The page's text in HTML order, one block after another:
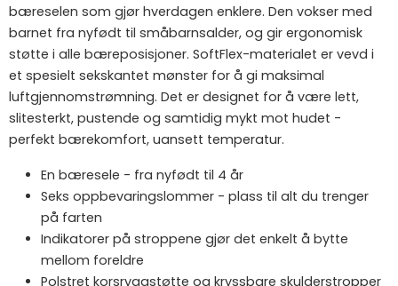
bæreselen som gjør hverdagen enklere. Den vokser med
barnet fra nyfødt til småbarnsalder, og gir ergonomisk
støtte i alle bæreposisjoner. SoftFlex-materialet er vevd i
et spesielt sekskantet mønster for å gi maksimal
luftgjennomstrømning. Det er designet for å være lett,
slitesterkt, pustende og samtidig mykt mot hudet -
perfekt bærekomfort, uansett temperatur.
En bæresele - fra nyfødt til 4 år
Seks oppbevaringslommer - plass til alt du trenger
på farten
Indikatorer på stroppene gjør det enkelt å bytte
mellom foreldre
Polstret korsryggstøtte og kryssbare skulderstropper